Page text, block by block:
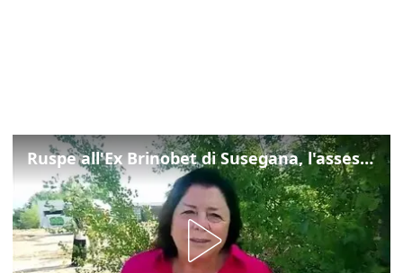
Ruspe all'Ex Brinobet di Susegana, l'assessore Scarpa: "L'intervento porterà diversi benefici"